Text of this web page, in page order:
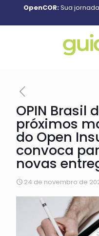
OpenCOR:Sua
OPIN Brasil
próximos
do Open
convoca
novas
24 de novembro de